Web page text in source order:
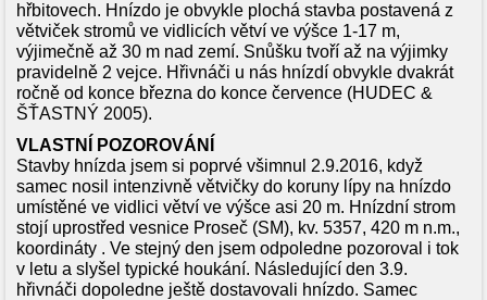
hřbitovech. Hnízdo je obvykle plochá stavba postavená z
větviček stromů ve vidlicích větví ve výšce 1-17 m,
výjimečně až 30 m nad zemí. Snůšku tvoří až na výjimky
pravidelně 2 vejce. Hřivnáči u nás hnízdí obvykle dvakrát
ročně od konce března do konce července (HUDEC &
ŠŤASTNÝ 2005).
VLASTNÍ POZOROVÁNÍ
Stavby hnízda jsem si poprvé všimnul 2.9.2016, když
samec nosil intenzivně větvičky do koruny lípy na hnízdo
umístěné ve vidlici větví ve výšce asi 20 m. Hnízdní strom
stojí uprostřed vesnice Proseč (SM), kv. 5357, 420 m n.m.,
koordináty . Ve stejný den jsem odpoledne pozoroval i tok
v letu a slyšel typické houkání. Následující den 3.9.
hřivnáči dopoledne ještě dostavovali hnízdo. Samec